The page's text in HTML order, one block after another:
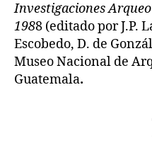
Investigaciones
1988 (editado por J.P.
Escobedo, D. de
Museo Nacional de
Guatemala.